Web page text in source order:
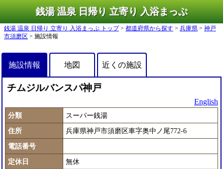
銭湯 温泉 日帰り 立寄り 入浴まっぷ
銭湯 温泉 日帰り 立寄り 入浴まっぷ トップ> 都道府県から探す > 兵庫県 > 神戸
市須磨区 > 施設情報
施設情報 地図 近くの施設
チムジルバンスパ神戸
English
分類
スーパー銭湯
住所
兵庫県神戸市須磨区車字奥中ノ尾772-6
電話番号
定休日
無休